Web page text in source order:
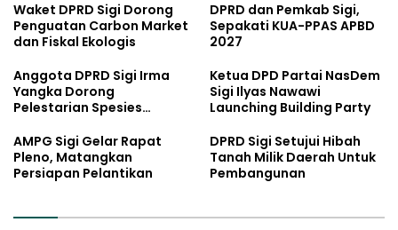
Waket DPRD Sigi Dorong
Penguatan Carbon Market
dan Fiskal Ekologis
DPRD dan Pemkab Sigi,
Sepakati KUA-PPAS APBD
2027
Anggota DPRD Sigi Irma
Yangka Dorong
Pelestarian Spesies
Ketua DPD Partai NasDem
Sigi Ilyas Nawawi
Launching Building Party
AMPG Sigi Gelar Rapat
Pleno, Matangkan
Persiapan Pelantikan
DPRD Sigi Setujui Hibah
Tanah Milik Daerah Untuk
Pembangunan